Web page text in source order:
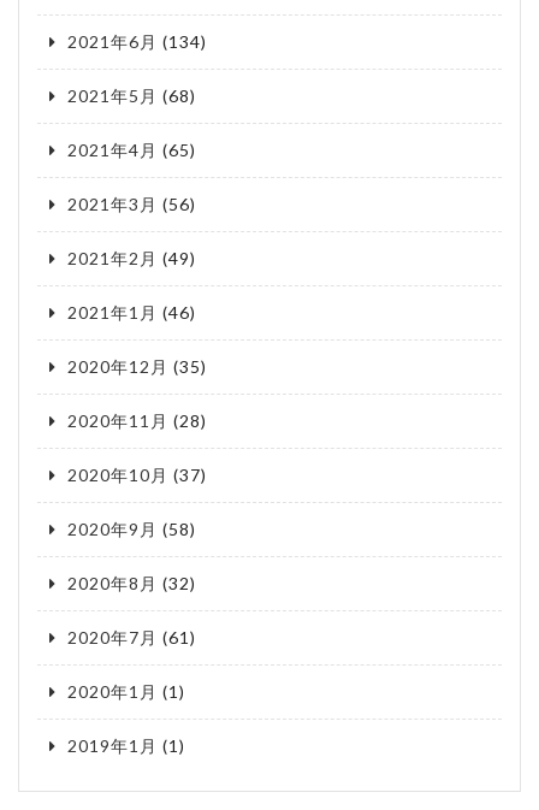
2021年6月 (134)
2021年5月 (68)
2021年4月 (65)
2021年3月 (56)
2021年2月 (49)
2021年1月 (46)
2020年12月 (35)
2020年11月 (28)
2020年10月 (37)
2020年9月 (58)
2020年8月 (32)
2020年7月 (61)
2020年1月 (1)
2019年1月 (1)